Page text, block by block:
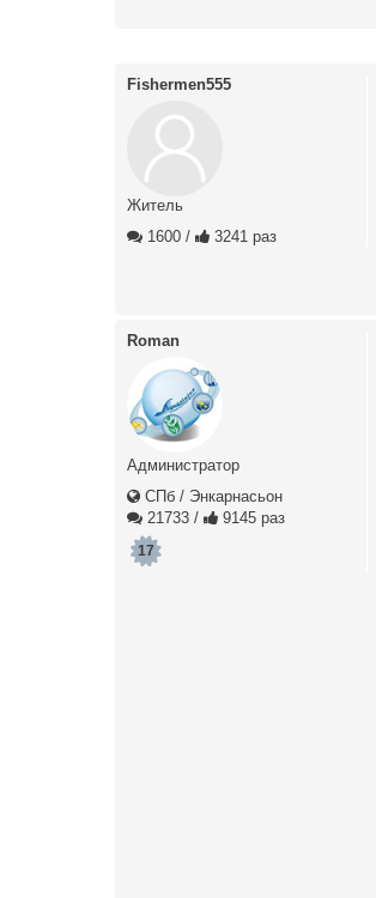
Fishermen555
Житель
1600 / 3241 раз
Roman
Администратор
СПб / Энкарнасьон
21733 / 9145 раз
17